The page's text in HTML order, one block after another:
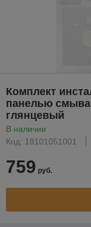
Комплект
панелью смыва
глянцевый
В наличии
Код: 19101051001
759 руб.